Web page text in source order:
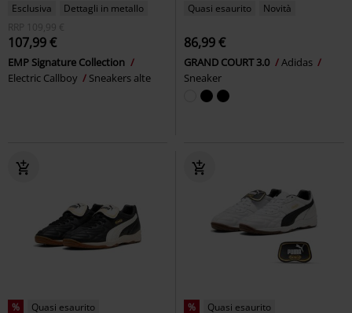
Esclusiva
Dettagli in metallo
RRP
109,99 €
107,99 €
EMP Signature Collection
Electric Callboy
Sneakers alte
Quasi esaurito Novità
86,99 €
GRAND COURT 3.0
Adidas
Sneaker
% Quasi esaurito % Quasi esaurito